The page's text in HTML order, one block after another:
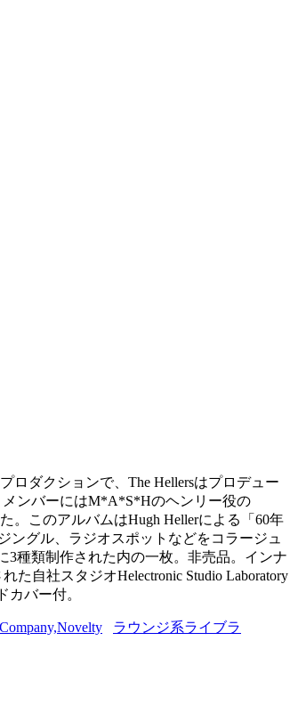
ロダクションで、The Hellersはプロデュー
ンバーにはM*A*S*Hのヘンリー役の
。このアルバムはHugh Hellerによる「60年
ングル、ラジオスポットなどをコラージュ
3種類制作された内の一枚。非売品。インナ
自社スタジオHelectronic Studio Laboratory
バー付。
ラウンジ系ライブラ